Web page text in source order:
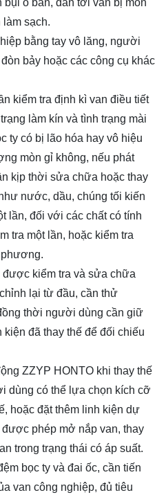
sạch.
bằng tay vô lăng, người
bảy hoặc các công cụ khác
kiểm tra định kì van điều tiết
làm kín và tình trạng mài
ty có bị lão hóa hay vô hiệu
mòn gỉ không, nếu phát
kịp thời sửa chữa hoặc thay
nước, dầu, chúng tối kiến
lần, đối với các chất có tính
tra một lần, hoặc kiểm tra
được kiểm tra và sửa chữa
lại từ đầu, cần thử
thời người dùng cần giữ
đã thay thế để đối chiếu
ZZYP HONTO khi thay thế
dùng có thể lựa chọn kích cỡ
hoặc đặt thêm linh kiện dự
phép mở nắp van, thay
trong trạng thái có áp suất.
bọc ty và đai ốc, cần tiến
van công nghiệp, đủ tiêu